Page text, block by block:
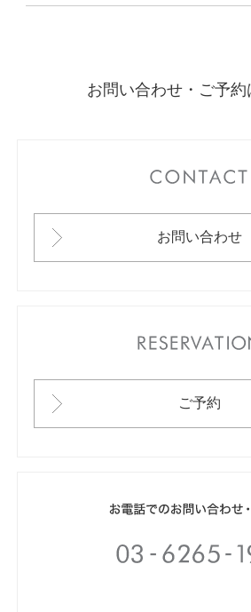
お問い合わせ・ご予約
お問い合わせ
ご予約